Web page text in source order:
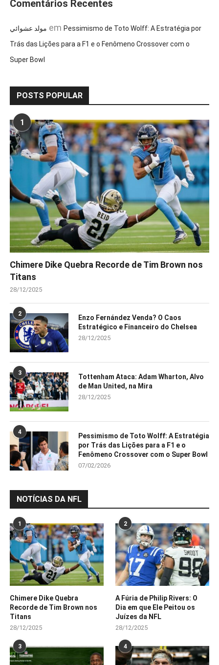
Comentários Recentes
مولد عشوائي em Pessimismo de Toto Wolff: A Estratégia por
Trás das Lições para a F1 e o Fenômeno Crossover com o
Super Bowl
POSTS POPULAR
1
Chimere Dike Quebra Recorde de Tim Brown nos
Titans
28/12/2025
2
Enzo Fernández Venda? O Caos
Estratégico e Financeiro do Chelsea
28/12/2025
3
Tottenham Ataca: Adam Wharton, Alvo
de Man United, na Mira
28/12/2025
4
Pessimismo de Toto Wolff: A Estratégia
por Trás das Lições para a F1 e o
Fenômeno Crossover com o Super Bowl
07/02/2026
NOTÍCIAS DA NFL
1
Chimere Dike Quebra
Recorde de Tim Brown nos
Titans
28/12/2025
2
A Fúria de Philip Rivers: O
Dia em que Ele Peitou os
Juízes da NFL
28/12/2025
3 4